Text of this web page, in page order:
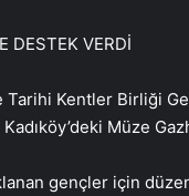
DESTEK VERDİ
Tarihi Kentler Birliği
Müze
gençler için